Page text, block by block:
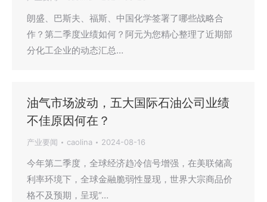
朗盛、巴斯夫、福斯、中国化学签署了哪些战略合
作？第二季度业绩如何？阿元为您精心整理了近期部
分化工企业的动态汇总…
油气市场波动，五大国际石油公司业绩
不佳原因何在？
产业要闻 caolina 2024-08-16
今年第二季度，全球经济趋冷信号增强，在美联储高
利率环境下，全球金融脆弱性显现，世界大宗商品价
格不及预期，呈现“…